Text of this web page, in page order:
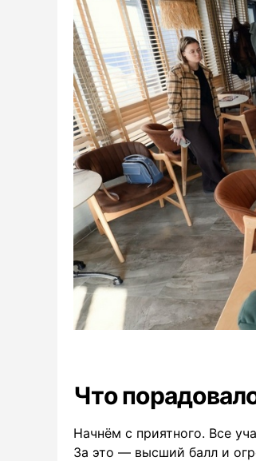
Что
Начнём с приятного. Все
За это — высший балл и